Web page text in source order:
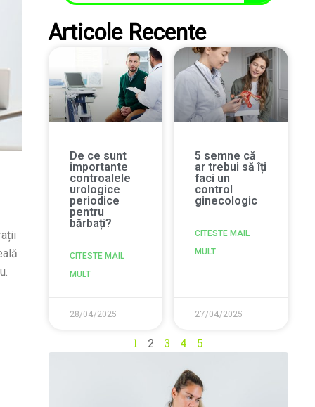
Articole Recente
De ce sunt
importante
controalele
urologice
periodice
pentru
bărbați?
CITESTE MAIL
MULT
28/04/2025
5 semne că
ar trebui să îți
faci un
control
ginecologic
CITESTE MAIL
MULT
27/04/2025
1 2 3 4 5